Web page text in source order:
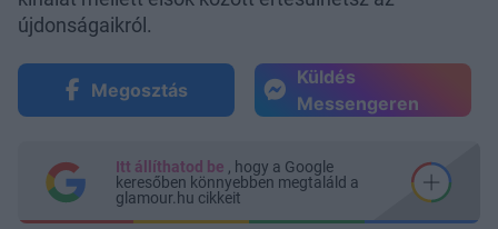
újdonságaikról.
Megosztás
Küldés
Messengeren
Itt állíthatod be , hogy a Google
keresőben könnyebben megtaláld a
glamour.hu cikkeit